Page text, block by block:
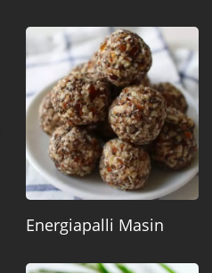
Energiapalli Masin